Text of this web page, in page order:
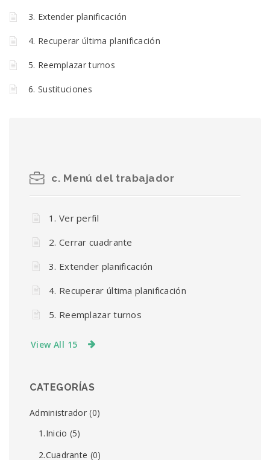
3. Extender planificación
4. Recuperar última planificación
5. Reemplazar turnos
6. Sustituciones
c. Menú del trabajador
1. Ver perfil
2. Cerrar cuadrante
3. Extender planificación
4. Recuperar última planificación
5. Reemplazar turnos
View All 15
CATEGORÍAS
Administrador(0)
1.Inicio (5)
2.Cuadrante (0)